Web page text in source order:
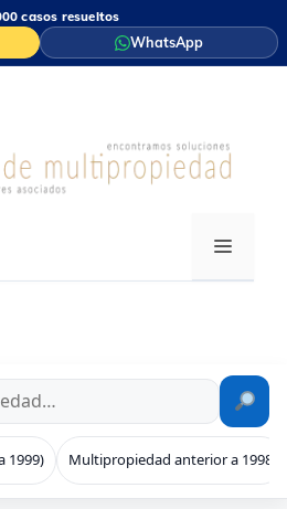
casos resueltos
WhatsApp
MENÚ
1999) Multipropiedad anterior a 1998